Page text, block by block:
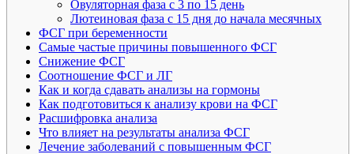
Овуляторная фаза с 3 по 15 день
Лютеиновая фаза с 15 дня до начала месячных
ФСГ при беременности
Самые частые причины повышенного ФСГ
Снижение ФСГ
Соотношение ФСГ и ЛГ
Как и когда сдавать анализы на гормоны
Как подготовиться к анализу крови на ФСГ
Расшифровка анализа
Что влияет на результаты анализа ФСГ
Лечение заболеваний с повышенным ФСГ